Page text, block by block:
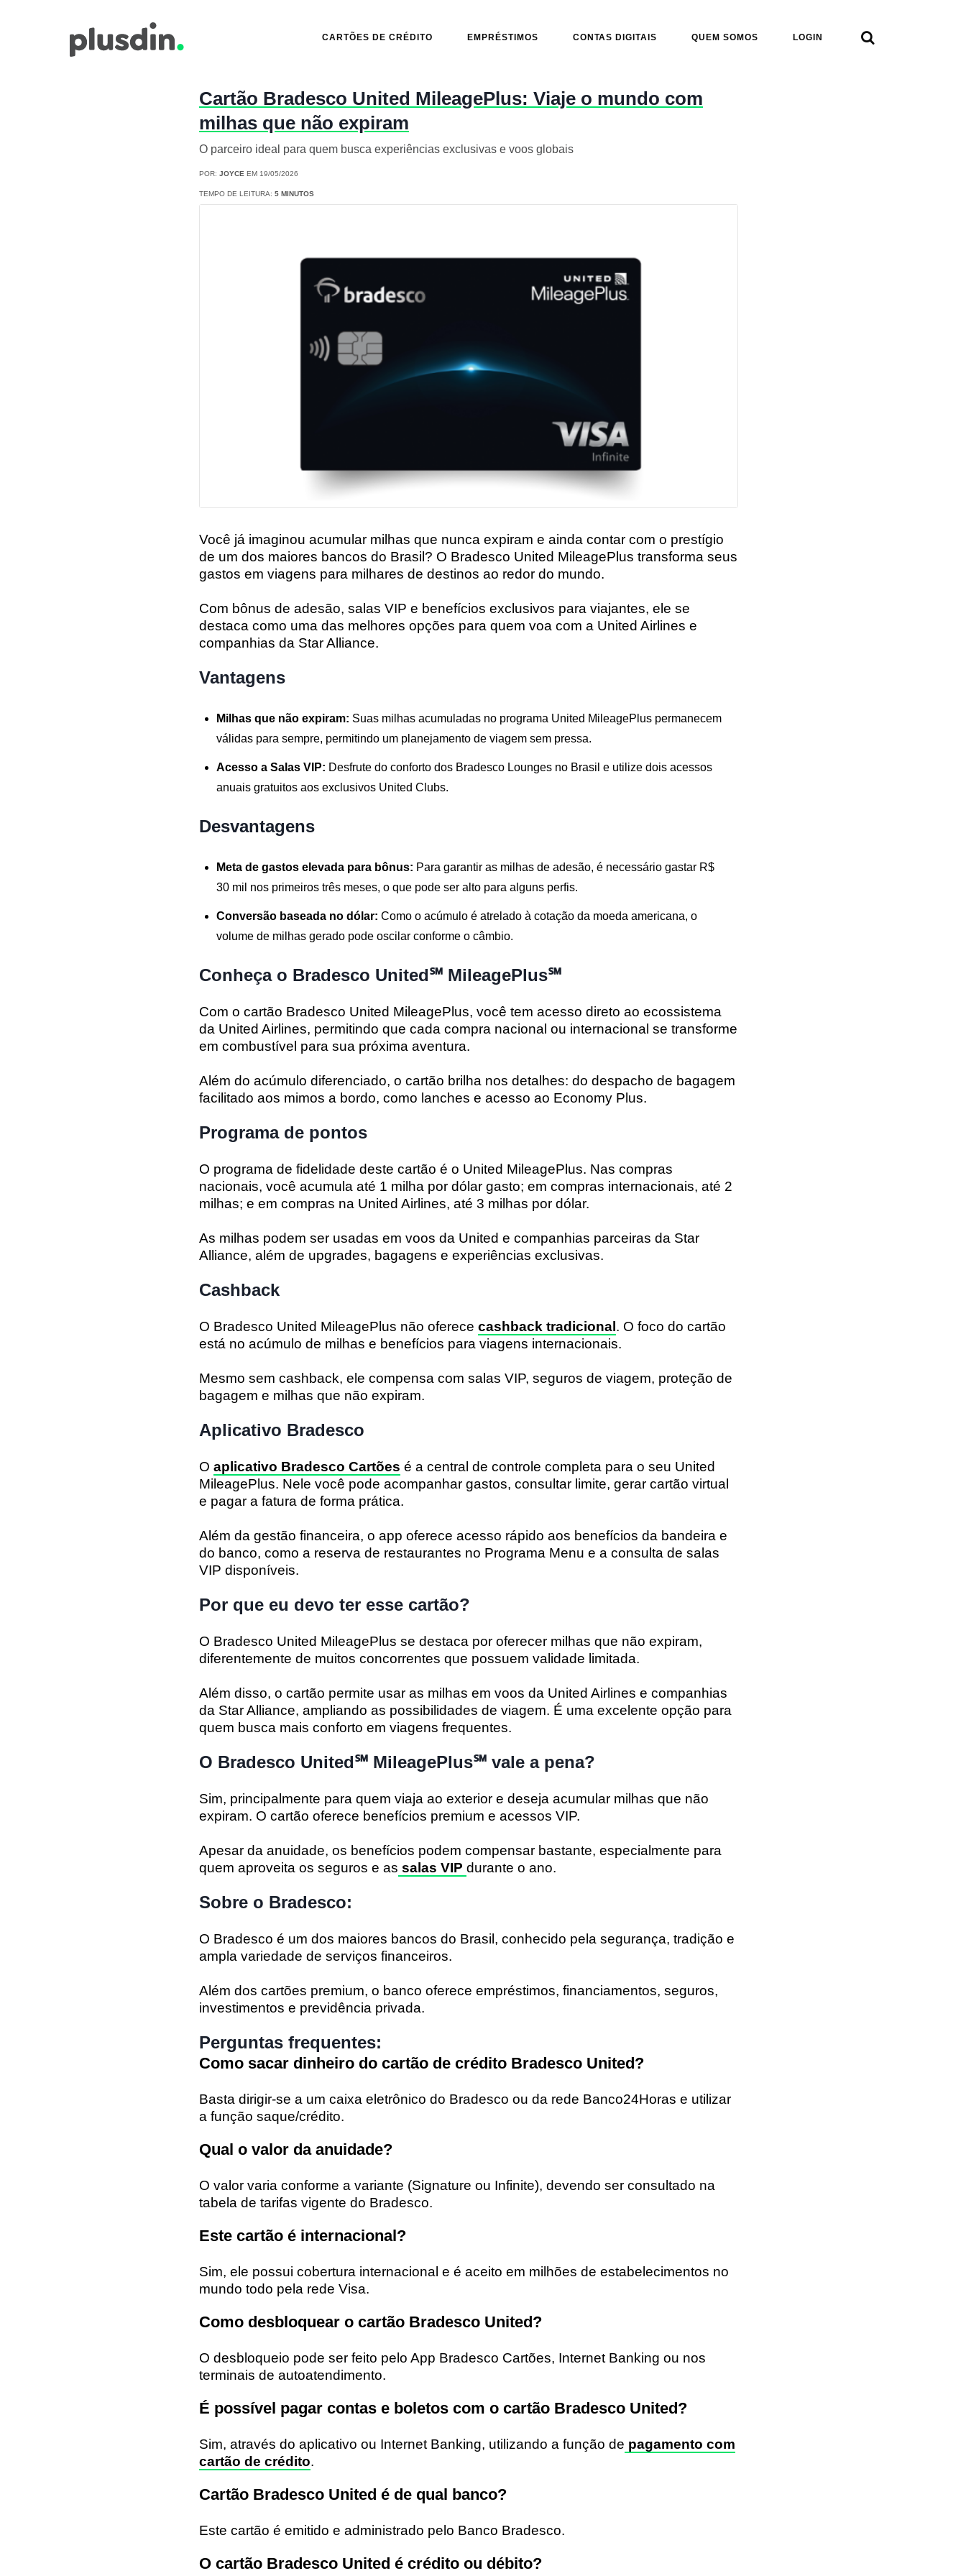
CARTÕES DE CRÉDITO EMPRÉSTIMOS CONTAS DIGITAIS QUEM SOMOS LOGIN 
Cartão Bradesco United MileagePlus: Viaje o mundo com
milhas que não expiram
O parceiro ideal para quem busca experiências exclusivas e voos globais
POR: JOYCE EM 19/05/2026
TEMPO DE LEITURA: 5 MINUTOS
Você já imaginou acumular milhas que nunca expiram e ainda contar com o prestígio
de um dos maiores bancos do Brasil? O Bradesco United MileagePlus transforma seus
gastos em viagens para milhares de destinos ao redor do mundo.
Com bônus de adesão, salas VIP e benefícios exclusivos para viajantes, ele se
destaca como uma das melhores opções para quem voa com a United Airlines e
companhias da Star Alliance.
Vantagens
Milhas que não expiram: Suas milhas acumuladas no programa United MileagePlus permanecem
válidas para sempre, permitindo um planejamento de viagem sem pressa.
Acesso a Salas VIP: Desfrute do conforto dos Bradesco Lounges no Brasil e utilize dois acessos
anuais gratuitos aos exclusivos United Clubs.
Desvantagens
Meta de gastos elevada para bônus: Para garantir as milhas de adesão, é necessário gastar R$
30 mil nos primeiros três meses, o que pode ser alto para alguns perfis.
Conversão baseada no dólar: Como o acúmulo é atrelado à cotação da moeda americana, o
volume de milhas gerado pode oscilar conforme o câmbio.
Conheça o Bradesco United℠ MileagePlus℠
Com o cartão Bradesco United MileagePlus, você tem acesso direto ao ecossistema
da United Airlines, permitindo que cada compra nacional ou internacional se transforme
em combustível para sua próxima aventura.
Além do acúmulo diferenciado, o cartão brilha nos detalhes: do despacho de bagagem
facilitado aos mimos a bordo, como lanches e acesso ao Economy Plus.
Programa de pontos
O programa de fidelidade deste cartão é o United MileagePlus. Nas compras
nacionais, você acumula até 1 milha por dólar gasto; em compras internacionais, até 2
milhas; e em compras na United Airlines, até 3 milhas por dólar.
As milhas podem ser usadas em voos da United e companhias parceiras da Star
Alliance, além de upgrades, bagagens e experiências exclusivas.
Cashback
O Bradesco United MileagePlus não oferece cashback tradicional . O foco do cartão
está no acúmulo de milhas e benefícios para viagens internacionais.
Mesmo sem cashback, ele compensa com salas VIP, seguros de viagem, proteção de
bagagem e milhas que não expiram.
Aplicativo Bradesco
O aplicativo Bradesco Cartões é a central de controle completa para o seu United
MileagePlus. Nele você pode acompanhar gastos, consultar limite, gerar cartão virtual
e pagar a fatura de forma prática.
Além da gestão financeira, o app oferece acesso rápido aos benefícios da bandeira e
do banco, como a reserva de restaurantes no Programa Menu e a consulta de salas
VIP disponíveis.
Por que eu devo ter esse cartão?
O Bradesco United MileagePlus se destaca por oferecer milhas que não expiram,
diferentemente de muitos concorrentes que possuem validade limitada.
Além disso, o cartão permite usar as milhas em voos da United Airlines e companhias
da Star Alliance, ampliando as possibilidades de viagem. É uma excelente opção para
quem busca mais conforto em viagens frequentes.
O Bradesco United℠ MileagePlus℠ vale a pena?
Sim, principalmente para quem viaja ao exterior e deseja acumular milhas que não
expiram. O cartão oferece benefícios premium e acessos VIP.
Apesar da anuidade, os benefícios podem compensar bastante, especialmente para
quem aproveita os seguros e as salas VIP durante o ano.
Sobre o Bradesco:
O Bradesco é um dos maiores bancos do Brasil, conhecido pela segurança, tradição e
ampla variedade de serviços financeiros.
Além dos cartões premium, o banco oferece empréstimos, financiamentos, seguros,
investimentos e previdência privada.
Perguntas frequentes:
Como sacar dinheiro do cartão de crédito Bradesco United?
Basta dirigir-se a um caixa eletrônico do Bradesco ou da rede Banco24Horas e utilizar
a função saque/crédito.
Qual o valor da anuidade?
O valor varia conforme a variante (Signature ou Infinite), devendo ser consultado na
tabela de tarifas vigente do Bradesco.
Este cartão é internacional?
Sim, ele possui cobertura internacional e é aceito em milhões de estabelecimentos no
mundo todo pela rede Visa.
Como desbloquear o cartão Bradesco United?
O desbloqueio pode ser feito pelo App Bradesco Cartões, Internet Banking ou nos
terminais de autoatendimento.
É possível pagar contas e boletos com o cartão Bradesco United?
Sim, através do aplicativo ou Internet Banking, utilizando a função de pagamento com
cartão de crédito.
Cartão Bradesco United é de qual banco?
Este cartão é emitido e administrado pelo Banco Bradesco.
O cartão Bradesco United é crédito ou débito?